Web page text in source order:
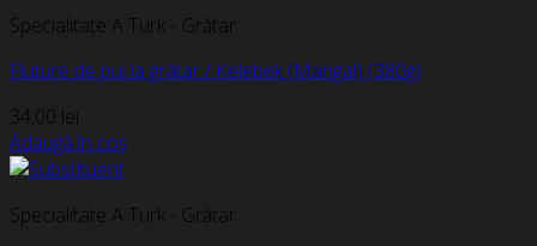
Specialitate A Turk - Grătar
Fluture de pui la grătar / Kelebek (Mangal) (380g)
34,00 lei
Adaugă în coș
Specialitate A Turk - Grătar